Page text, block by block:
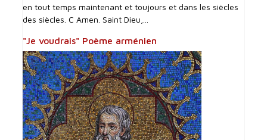
en tout temps maintenant et toujours et dans les siècles
des siècles. C Amen. Saint Dieu,...
"Je voudrais" Poème arménien